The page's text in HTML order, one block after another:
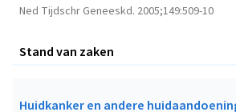
Ned Tijdschr Geneeskd. 2005;149:509-10
Stand van zaken
Huidkanker en andere